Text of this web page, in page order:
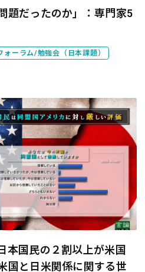
題だったのか」：専門家5
ォーラム/勉強会（日本課題）
本国民の２割以上が米国
国と日米関係に関する世